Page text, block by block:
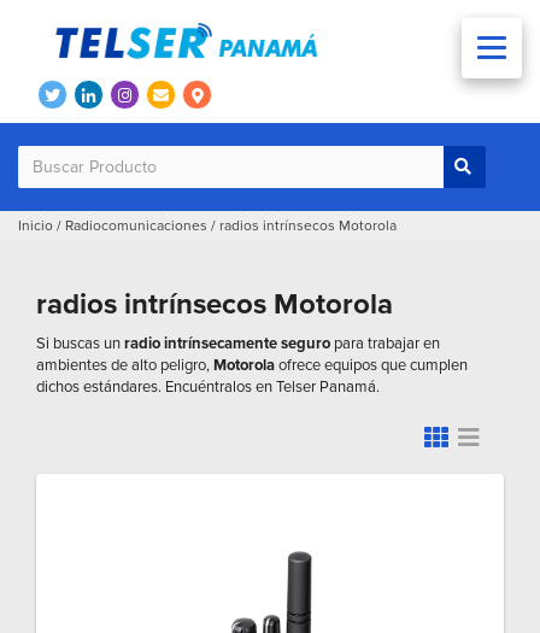
Inicio / Radiocomunicaciones / radios intrínsecos Motorola
radios intrínsecos Motorola
Si buscas unradio intrínsecamente seguro para trabajar en
ambientes de alto peligro,Motorolaofrece equipos que cumplen
dichos estándares. Encuéntralos en Telser Panamá.